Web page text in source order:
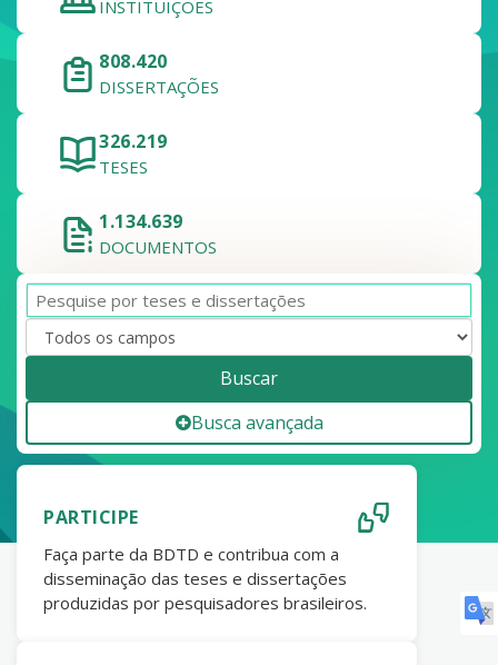
INSTITUIÇÕES
808.420
DISSERTAÇÕES
326.219
TESES
1.134.639
DOCUMENTOS
Buscar
Busca avançada
PARTICIPE
Faça parte da BDTD e contribua com a
disseminação das teses e dissertações
produzidas por pesquisadores brasileiros.